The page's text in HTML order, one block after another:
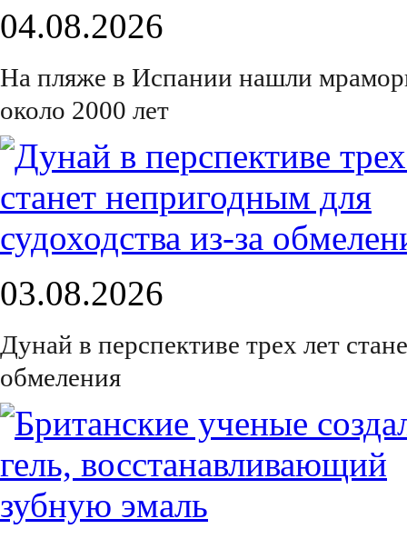
04.08.2026
На пляже в Испании нашли
около 2000 лет
03.08.2026
Дунай в перспективе трех лет
обмеления